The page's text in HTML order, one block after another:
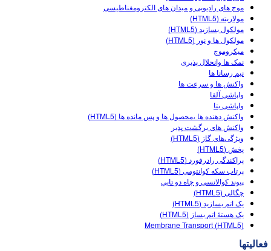
موج های رادیویی و میدان های الکترومغناطیسی
مولاریته (HTML5)
مولکول بسازید (HTML5)
مولکول ها و نور (HTML5)
میکروموج
نمک ها وانحلال پذيرى
نيم رسانا ها
واكنش ها و سرعت ها
واپاشی آلفا
واپاشی بتا
واکنش دهنده ها ،محصول ها و پس مانده ها (HTML5)
واکنش های برگشت پذیر
ویژگی‌های گاز (HTML5)
پخش (HTML5)
پراکندگی رادرفورد (HTML5)
پرتاب سکه کوانتومی (HTML5)
پيوند کوالانسی و چاه دو تايي
چگالی (HTML5)
یک اتم بسازید (HTML5)
یک هستۀ اتم بساز (HTML5)
Membrane Transport (HTML5)
فعالیتها